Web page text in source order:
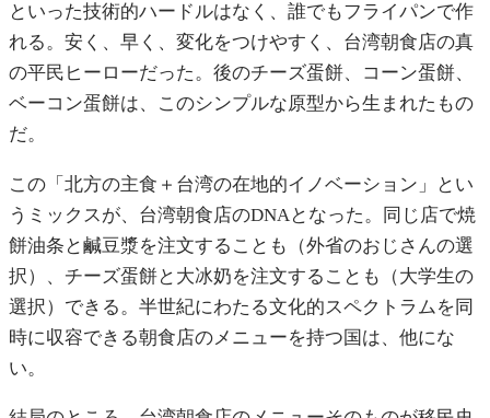
といった技術的ハードルはなく、誰でもフライパンで作
れる。安く、早く、変化をつけやすく、台湾朝食店の真
の平民ヒーローだった。後のチーズ蛋餅、コーン蛋餅、
ベーコン蛋餅は、このシンプルな原型から生まれたもの
だ。
この「北方の主食＋台湾の在地的イノベーション」とい
うミックスが、台湾朝食店のDNAとなった。同じ店で焼
餅油条と鹹豆漿を注文することも（外省のおじさんの選
択）、チーズ蛋餅と大冰奶を注文することも（大学生の
選択）できる。半世紀にわたる文化的スペクトラムを同
時に収容できる朝食店のメニューを持つ国は、他にな
い。